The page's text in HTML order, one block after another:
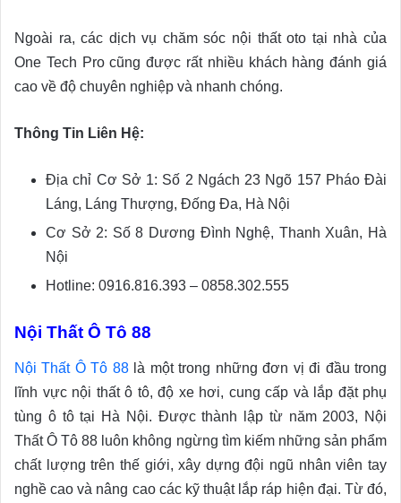
Ngoài ra, các dịch vụ chăm sóc nội thất oto tại nhà của
One Tech Pro cũng được rất nhiều khách hàng đánh giá
cao về độ chuyên nghiệp và nhanh chóng.
Thông Tin Liên Hệ:
Địa chỉ Cơ Sở 1: Số 2 Ngách 23 Ngõ 157 Pháo Đài
Láng, Láng Thượng, Đống Đa, Hà Nội
Cơ Sở 2: Số 8 Dương Đình Nghệ, Thanh Xuân, Hà
Nội
Hotline: 0916.816.393 – 0858.302.555
Nội Thất Ô Tô 88
Nội Thất Ô Tô 88là một trong những đơn vị đi đầu trong
lĩnh vực nội thất ô tô, độ xe hơi, cung cấp và lắp đặt phụ
tùng ô tô tại Hà Nội. Được thành lập từ năm 2003, Nội
Thất Ô Tô 88 luôn không ngừng tìm kiếm những sản phẩm
chất lượng trên thế giới, xây dựng đội ngũ nhân viên tay
nghề cao và nâng cao các kỹ thuật lắp ráp hiện đại. Từ đó,